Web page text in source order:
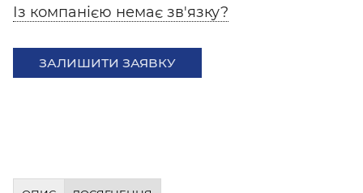
Із компанією немає зв'язку?
ЗАЛИШИТИ ЗАЯВКУ